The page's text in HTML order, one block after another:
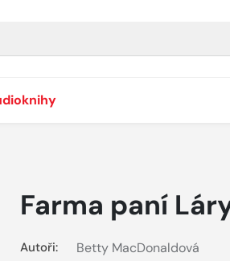
Farma paní
Autoři: Betty MacDonaldová